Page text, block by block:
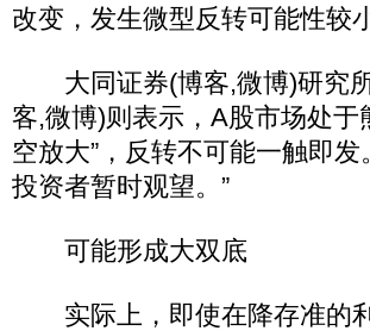
改变，发生微型反转可能性较
大同证券(博客,微博)研究所
客,微博)则表示，A股市场处于
空放大”，反转不可能一触即
投资者暂时观望。”
可能形成大双底
实际上，即使在降存准的